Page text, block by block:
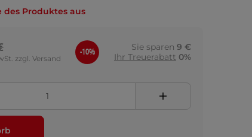
des Produktes aus
zzgl. Versand
-10% Sie sparen 9 €
Ihr Treuerabatt 0%